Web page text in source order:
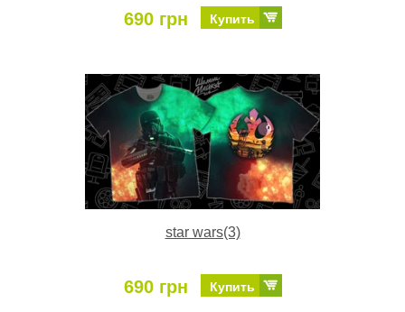
690 грн Купить
star wars(3)
690 грн Купить